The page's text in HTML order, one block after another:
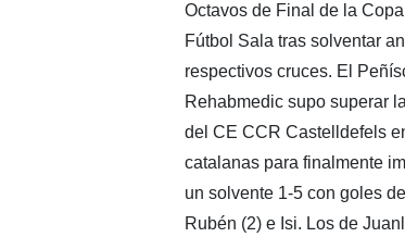
Octavos de Final de la Copa
Fútbol Sala tras solventar
respectivos cruces. El
Rehabmedic supo superar
del CE CCR Castelldefels
catalanas para finalmente
un solvente 1-5 con goles
Rubén (2) e Isi. Los de